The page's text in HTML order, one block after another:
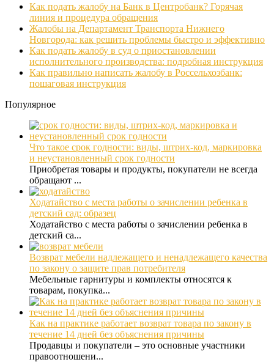
Как подать жалобу на Банк в Центробанк? Горячая
линия и процедура обращения
Жалобы на Департамент Транспорта Нижнего
Новгорода: как решить проблемы быстро и эффективно
Как подать жалобу в суд о приостановлении
исполнительного производства: подробная инструкция
Как правильно написать жалобу в Россельхозбанк:
пошаговая инструкция
Популярное
Что такое срок годности: виды, штрих-код, маркировка
и неустановленный срок годности
Приобретая товары и продукты, покупатели не всегда
обращают ...
Ходатайство с места работы о зачислении ребенка в
детский сад: образец
Ходатайство с места работы о зачислении ребенка в
детский са...
Возврат мебели надлежащего и ненадлежащего качества
по закону о защите прав потребителя
Мебельные гарнитуры и комплекты относятся к
товарам, покупка...
Как на практике работает возврат товара по закону в
течение 14 дней без объяснения причины
Продавцы и покупатели – это основные участники
правоотношени...